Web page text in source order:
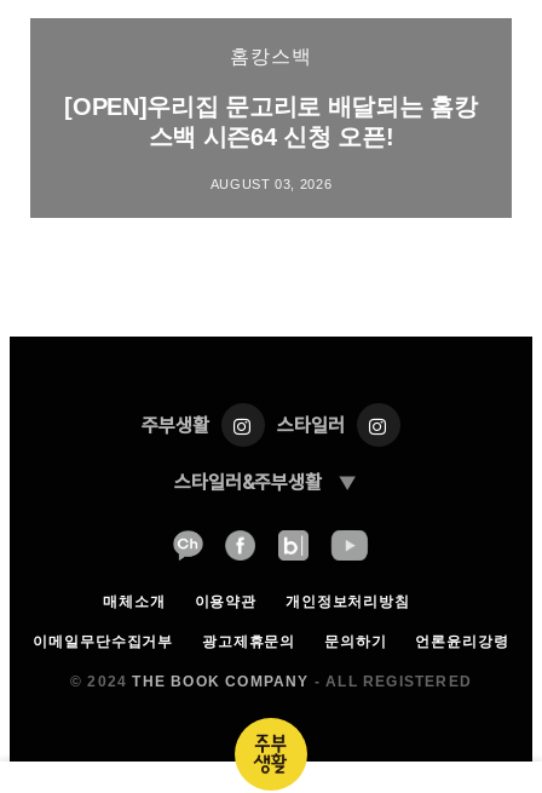
홈캉스백
[OPEN]우리집 문고리로 배달되는 홈캉
스백 시즌64 신청 오픈!
AUGUST 03, 2026
주부생활 스타일러
스타일러&주부생활 ▼
211-87-45869
호스팅 서비스:
(주)가비아
통신판매업신고번호:
제 2017-서울강남-03220
광고 제휴 문의:
김희주 국장
광고 제휴 문의 전화번호: 02-3458-7289
02-3458-7119
(06135) 서울특별시 강남구 봉은사로 226 (역
삼동, 더북컴퍼니)
매체소개 이용약관 개인정보처리방침
이메일무단수집거부 광고제휴문의 문의하기 언론윤리강령
© 2024THE BOOK COMPANY - ALL REGISTERED
TOP